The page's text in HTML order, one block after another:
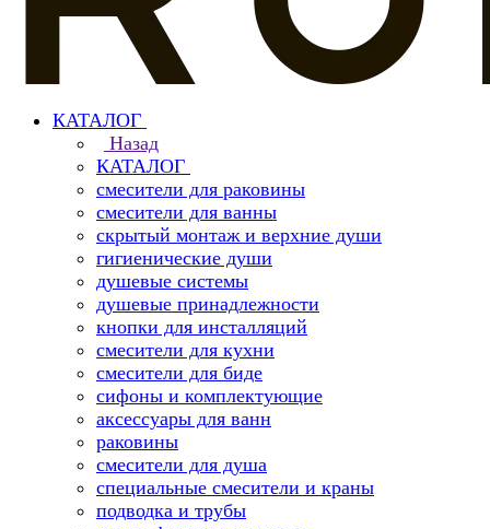
КАТАЛОГ
Назад
КАТАЛОГ
смесители для раковины
смесители для ванны
скрытый монтаж и верхние души
гигиенические души
душевые системы
душевые принадлежности
кнопки для инсталляций
смесители для кухни
смесители для биде
сифоны и комплектующие
аксессуары для ванн
раковины
смесители для душа
специальные смесители и краны
подводка и трубы